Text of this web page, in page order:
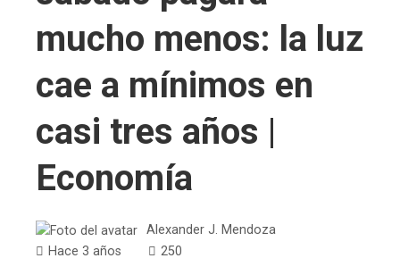
mucho menos: la luz
cae a mínimos en
casi tres años |
Economía
Alexander J. Mendoza
Hace 3 años
250